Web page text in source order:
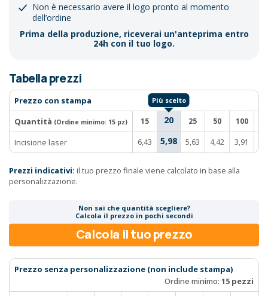
Non è necessario avere il logo pronto al momento
dell’ordine
Prima della produzione, riceverai un'anteprima entro
24h con il tuo logo.
Tabella prezzi
Prezzo con stampa
Quantità (Ordine minimo: 15 pz) 15 20 25 50 100
Incisione laser 6,43 5,98 5,63 4,42 3,91
Prezzi indicativi: il tuo prezzo finale viene calcolato in base alla
personalizzazione.
Non sai che quantità scegliere?
Calcola il prezzo in pochi secondi
Calcola il tuo prezzo
Prezzo senza personalizzazione (non include stampa)
Ordine minimo: 15 pezzi